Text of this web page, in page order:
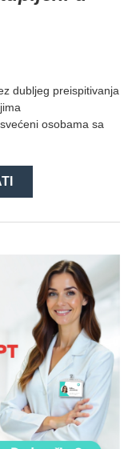
dubljeg preispitivanja
osobama sa